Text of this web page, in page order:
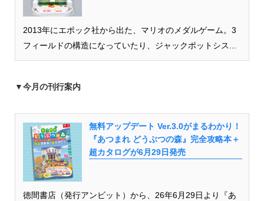
2013年にエポック社から出た、マリオのメダルゲーム。3
フィールドの構造になっていたり、ジャックポットシス...
▼今月の刊行案内
無料アップデート Ver.3.0がまるわかり！
『あつまれ どうぶつの森』完全攻略本＋
超カタログが6月29日発売
徳間書店（発行アンビット）から、26年6月29日より『あ